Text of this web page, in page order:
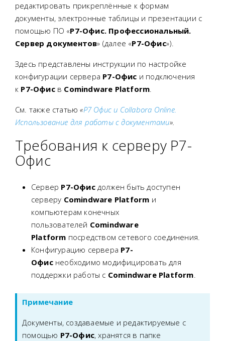
редактировать прикреплённые к формам
документы, электронные таблицы и презентации с
помощью ПО «Р7-Офис. Профессиональный.
Сервер документов» (далее «Р7-Офис»).
Здесь представлены инструкции по настройке
конфигурации сервера Р7-Офис и подключения
к Р7-Офисв Comindware Platform.
См. также статью«Р7 Офис и Collabora Online.
Использование для работы с документами».
Требования к серверу Р7-
Офис
Сервер Р7-Офисдолжен быть доступен
серверу Comindware Platform и
компьютерам конечных
пользователей Comindware
Platform посредством сетевого соединения.
Конфигурацию сервера Р7-
Офиснеобходимо модифицировать для
поддержки работы с Comindware Platform.
Примечание
Документы, создаваемые и редактируемые с
помощью Р7-Офис, хранятся в папке